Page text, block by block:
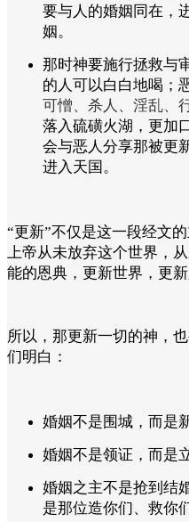
要与人的婚姻同在，
姻。
那时神要施行拯救与
的人可以白白地喝；
可憎、杀人、淫乱、
落入 硫磺火湖，更加
会与恶人分享那被更
进入天国。
“更新”不仅是这一段经文
上帝从未放弃这个世界，
能的恩典，更新世界，更新
所以，那更新一切的神，
们明白：
婚姻不是围城，而是
婚姻不是领证，而是
婚姻之主不是抢到结
是那位造你们、救你